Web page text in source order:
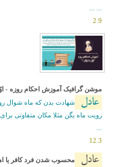
... ...
2.9
موشن گرافیک آموزش احکام روزه -
عادل
شهادت بدن که ماه شوال رو
رویت ماه بگن مثلا مکان متفاوتی برای
12.3
عادل
محسوب شدن فرد کافر یا